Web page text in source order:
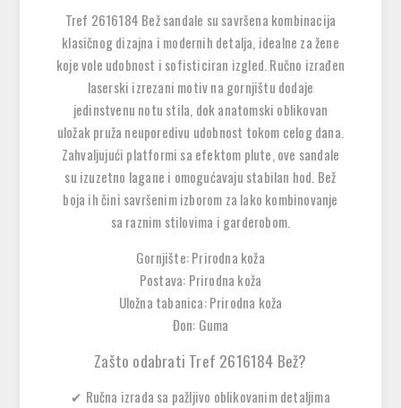
Tref 2616184 Bež sandale su savršena kombinacija
klasičnog dizajna i modernih detalja, idealne za žene
koje vole udobnost i sofisticiran izgled. Ručno izrađen
laserski izrezani motiv na gornjištu dodaje
jedinstvenu notu stila, dok anatomski oblikovan
uložak pruža neuporedivu udobnost tokom celog dana.
Zahvaljujući platformi sa efektom plute, ove sandale
su izuzetno lagane i omogućavaju stabilan hod. Bež
boja ih čini savršenim izborom za lako kombinovanje
sa raznim stilovima i garderobom.
Gornjište: Prirodna koža
Postava: Prirodna koža
Uložna tabanica: Prirodna koža
Đon: Guma
Zašto odabrati Tref 2616184 Bež?
✔ Ručna izrada sa pažljivo oblikovanim detaljima